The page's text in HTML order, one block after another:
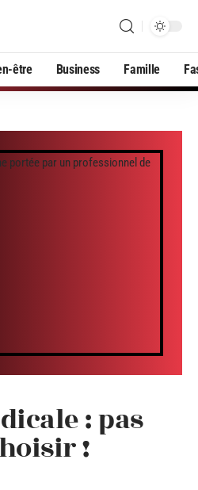
être Business Famille
: pas
!